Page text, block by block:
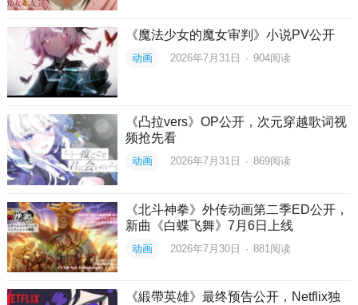
《魔法少女的魔女审判》小说PV公开
动画 2026年7月31日 · 904阅读
《凸拉vers》OP公开，次元穿越歌词视
频抢先看
动画 2026年7月31日 · 869阅读
《北斗神拳》外传动画第二季ED公开，
新曲《白蝶飞舞》7月6日上线
动画 2026年7月30日 · 881 阅读
《緞帶英雄》最终预告公开，Netflix独